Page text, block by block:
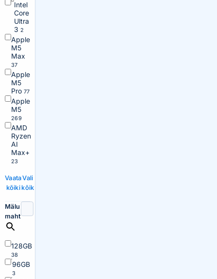
Intel
Core
Ultra
3 2
Apple
M5
Max
37
Apple
M5
Pro 77
Apple
M5
269
AMD
Ryzen
AI
Max+
23
Vaata
kõiki
Vali
kõik
Mälu
maht
128GB
38
96GB
3